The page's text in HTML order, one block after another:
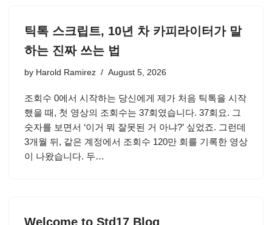
틱톡 스크립트, 10년 차 카피라이터가 말
하는 진짜 쓰는 법
by Harold Ramirez August 5, 2026
조회수 0에서 시작하는 당신에게 제가 처음 틱톡을 시작
했을 때, 첫 영상의 조회수는 37회였습니다. 37회요. 그
숫자를 보면서 ‘이거 뭐 잘못된 거 아냐?’ 싶었죠. 그런데
3개월 뒤, 같은 계정에서 조회수 120만 회를 기록한 영상
이 나왔습니다. 두…
Welcome to Std17 Blog